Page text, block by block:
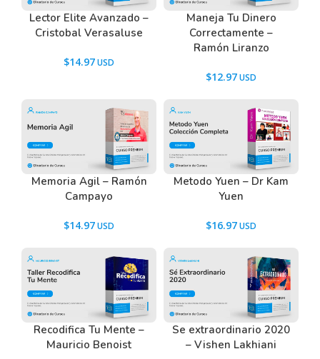
Lector Elite Avanzado –
Cristobal Verasaluse
$14.97
Maneja Tu Dinero
Correctamente –
Ramón Liranzo
$12.97
Memoria Agil – Ramón
Campayo
$14.97
Metodo Yuen – Dr Kam
Yuen
$16.97
Recodifica Tu Mente –
Mauricio Benoist
Se extraordinario 2020
– Vishen Lakhiani